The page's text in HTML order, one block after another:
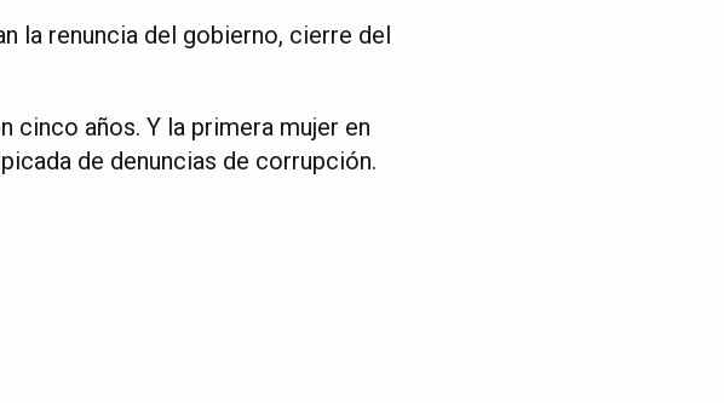
la renuncia del gobierno, cierre del
cinco años. Y la primera mujer en
de denuncias de corrupción.